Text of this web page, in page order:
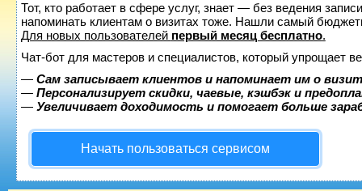
Тот, кто работает в сфере услуг, знает — без ведения
напоминать клиентам о визитах тоже. Нашли самый
Для новых пользователей первый месяц бесплатно.
Чат-бот для мастеров и специалистов, который упрощает
— Сам записывает клиентов и напоминает им о
— Персонализирует скидки, чаевые, кэшбэк и
— Увеличивает доходимость и помогает больше
Начать пользоваться сервисом